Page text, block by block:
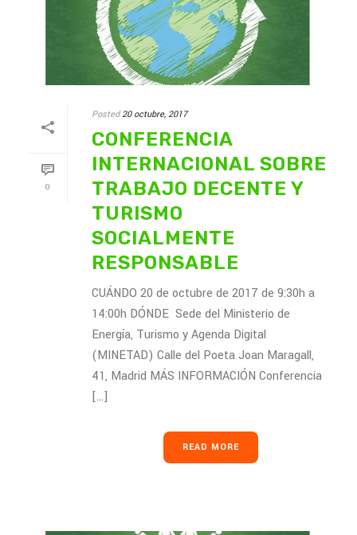
0
Posted 20 octubre, 2017
CONFERENCIA
INTERNACIONAL SOBRE
TRABAJO DECENTE Y
TURISMO
SOCIALMENTE
RESPONSABLE
CUÁNDO 20 de octubre de 2017 de 9:30h a
14:00h DÓNDE Sede del Ministerio de
Energía, Turismo y Agenda Digital
(MINETAD) Calle del Poeta Joan Maragall,
41, Madrid MÁS INFORMACIÓN Conferencia
[...]
READ MORE